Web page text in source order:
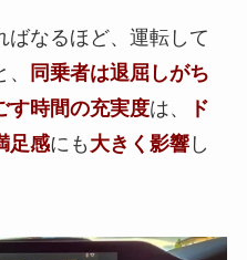
ばなるほど、運転して
同乗者は退屈しがち
す時間の充実度は、
ド
足感にも 大きく影響し